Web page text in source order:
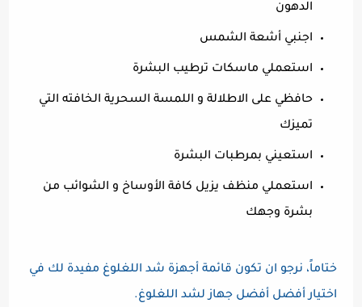
الدهون
اجنبي أشعة الشمس
استعملي ماسكات ترطيب البشرة
حافظي على الاطلالة و اللمسة السحرية الخافته التي
تميزك
استعيني بمرطبات البشرة
استعملي منظف يزيل كافة الأوساخ و الشوائب من
بشرة وجهك
ختاماً، نرجو ان تكون قائمة أجهزة شد اللغلوغ مفيدة لك في
اختيار أفضل أفضل جهاز لشد اللغلوغ.